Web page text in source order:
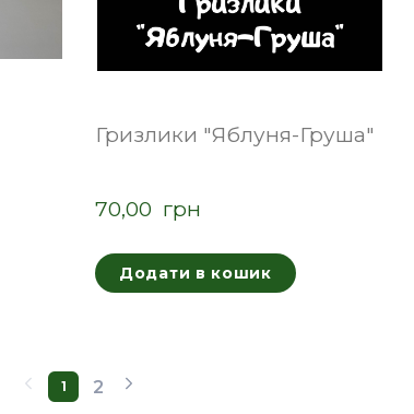
Гризлики "Яблуня-Груша"
70,00  грн
Додати в кошик
1 2